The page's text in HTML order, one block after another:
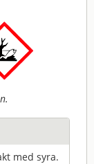
med syra.